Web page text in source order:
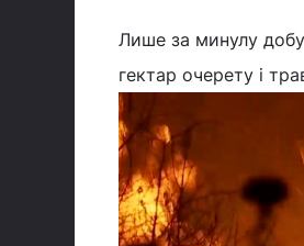
Лише за минулу
гектар очерету і